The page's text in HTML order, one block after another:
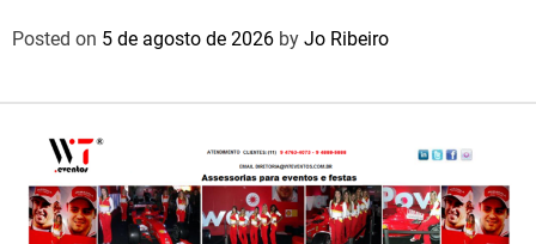
Posted on 5 de agosto de 2026 by Jo Ribeiro